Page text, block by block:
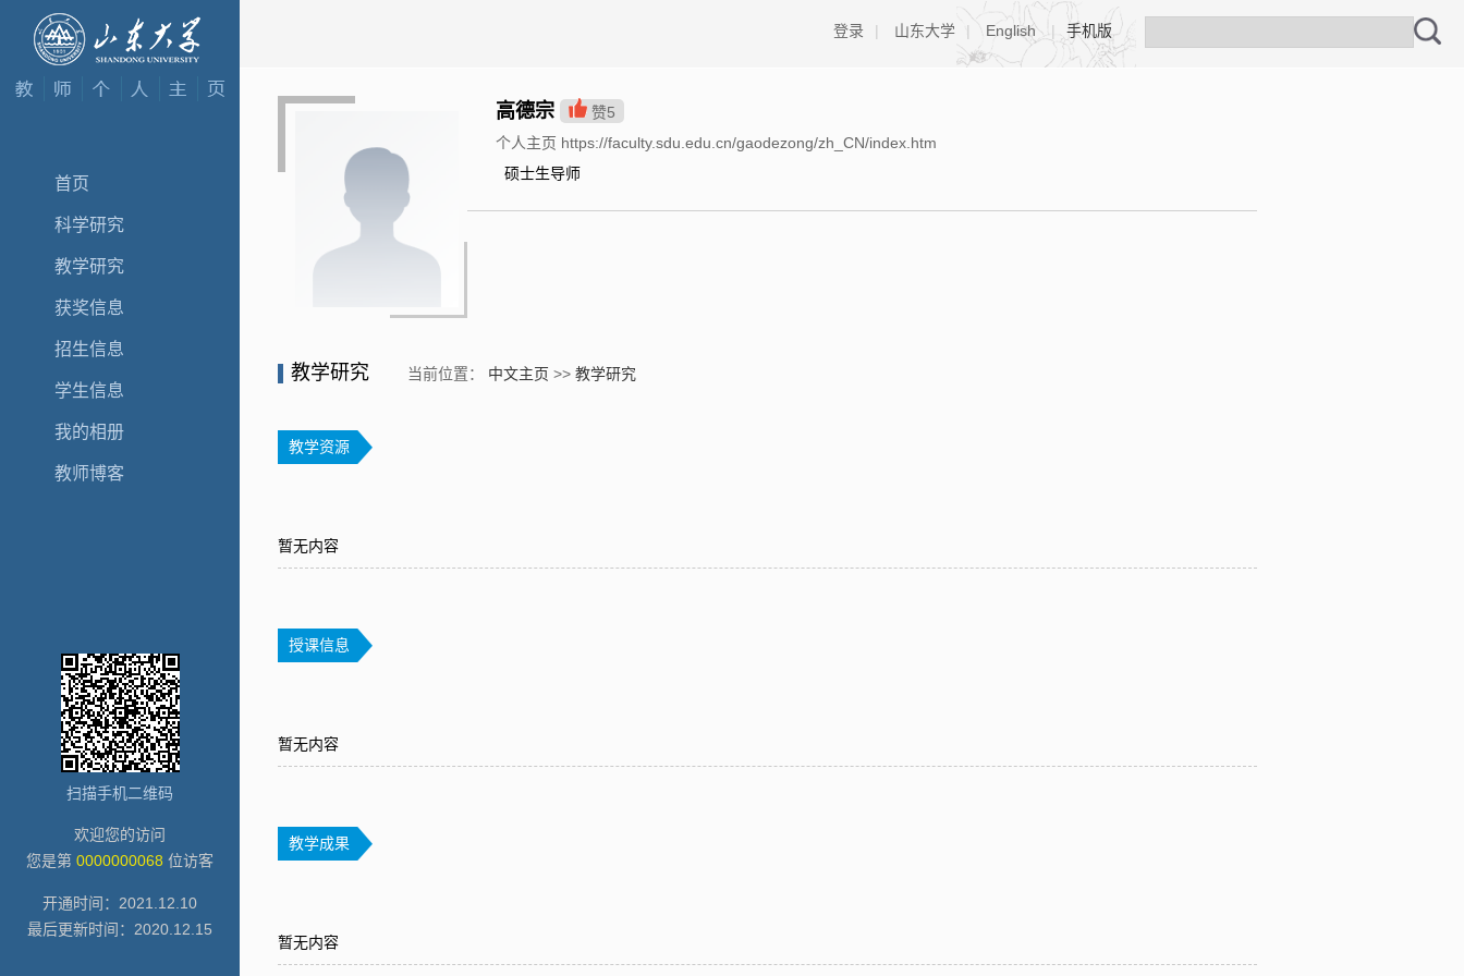
首页
科学研究
教学研究
获奖信息
招生信息
学生信息
我的相册
教师博客
扫描手机二维码
欢迎您的访问
您是第 0000000068 位访客
开通时间： 2021 12 10
最后更新时间： 2020 12 15
登录 | 山东大学 | English | 手机版
高德宗 赞5
个人主页 https://faculty.sdu.edu.cn/gaodezong/zh_CN/index.htm
硕士生导师
教学研究 当前位置： 中文主页 >> 教学研究
教学资源
暂无内容
授课信息
暂无内容
教学成果
暂无内容